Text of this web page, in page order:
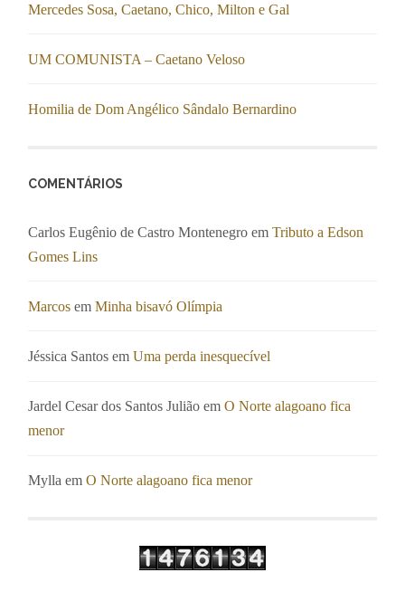
Mercedes Sosa, Caetano, Chico, Milton e Gal
UM COMUNISTA – Caetano Veloso
Homilia de Dom Angélico Sândalo Bernardino
COMENTÁRIOS
Carlos Eugênio de Castro Montenegro emTributo a Edson
Gomes Lins
Marcos emMinha bisavó Olímpia
Jéssica Santos emUma perda inesquecível
Jardel Cesar dos Santos Julião emO Norte alagoano fica
menor
Mylla emO Norte alagoano fica menor